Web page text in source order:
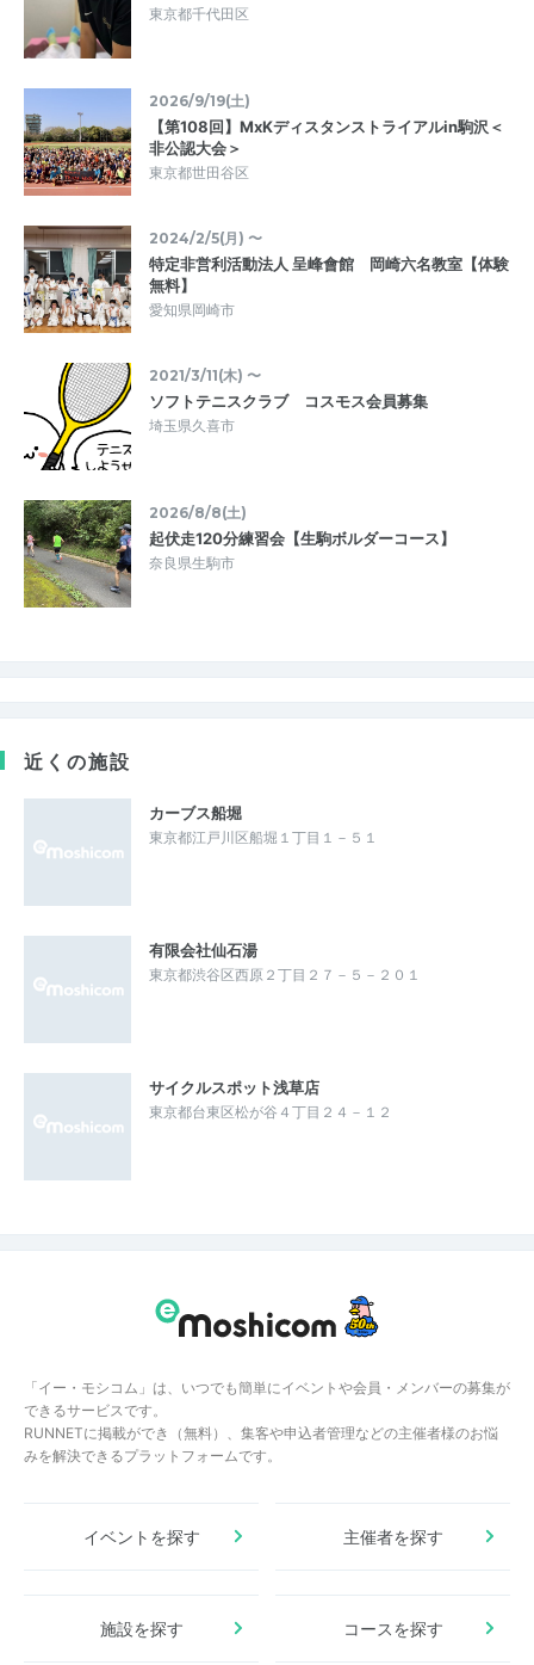
東京都千代田区
2026/9/19(土)
【第108回】MxKディスタンストライアルin駒沢＜
非公認大会＞
東京都世田谷区
2024/2/5(月) 〜
特定非営利活動法人 呈峰會館 岡崎六名教室【体験
無料】
愛知県岡崎市
2021/3/11(木) 〜
ソフトテニスクラブ コスモス会員募集
埼玉県久喜市
2026/8/8(土)
起伏走120分練習会【生駒ボルダーコース】
奈良県生駒市
近くの施設
カーブス船堀
東京都江戸川区船堀１丁目１－５１
有限会社仙石湯
東京都渋谷区西原２丁目２７－５－２０１
サイクルスポット浅草店
東京都台東区松が谷４丁目２４－１２
「イー・モシコム」は、いつでも簡単にイベントや会員・メンバーの募集が
できるサービスです。
RUNNETに掲載ができ（無料）、集客や申込者管理などの主催者様のお悩
みを解決できるプラットフォームです。
イベントを探す 主催者を探す
施設を探す コースを探す